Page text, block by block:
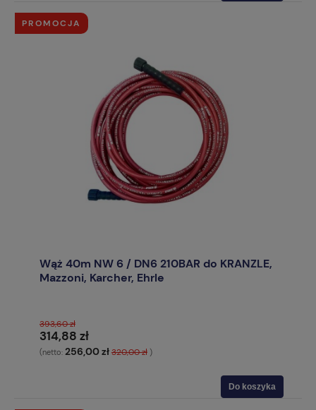
Wąż 40m NW 6 / DN6 210BAR do KRANZLE,
Mazzoni, Karcher, Ehrle
314,88 zł
393,60 zł
(netto: 256,00 zł320,00 zł )
Do koszyka
PROMOCJA